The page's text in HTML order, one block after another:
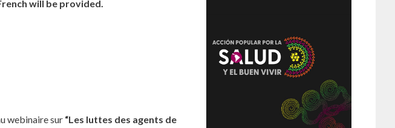
will be provided.
webinaire sur “Les luttes des agents de